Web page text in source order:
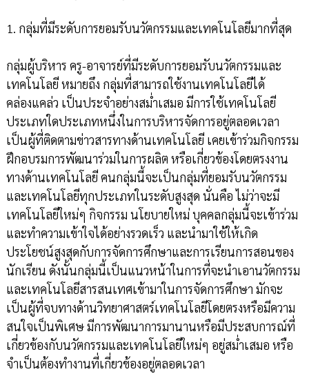
1. กลุ่มที่มีระดับการยอมรับนวัตกรรมและเทคโนโลยีมากที่สุด
กลุ่มผู้บริหาร ครู-อาจารย์ที่มีระดับการยอมรับนวัตกรรมและ
เทคโนโลยี หมายถึง กลุ่มที่สามารถใช้งานเทคโนโลยีได้
คล่องแคล่ว เป็นประจำอย่างสม่ำเสมอ มีการใช้เทคโนโลยี
ประเภทใดประเภทหนึ่งในการบริหารจัดการอยู่ตลอดเวลา
เป็นผู้ที่ติดตามข่าวสารทางด้านเทคโนโลยี เคยเข้าร่วมกิจกรรม
ฝึกอบรมการพัฒนาร่วมในการผลิต หรือเกี่ยวข้องโดยตรงงาน
ทางด้านเทคโนโลยี คนกลุ่มนี้จะเป็นกลุ่มที่ยอมรับนวัตกรรม
และเทคโนโลยีทุกประเภทในระดับสูงสุด นั่นคือ ไม่ว่าจะมี
เทคโนโลยีใหม่ๆ กิจกรรม นโยบายใหม่ บุคคลกลุ่มนี้จะเข้าร่วม
และทำความเข้าใจได้อย่างรวดเร็ว และนำมาใช้ให้เกิด
ประโยชน์สูงสุดกับการจัดการศึกษาและการเรียนการสอนของ
นักเรียน ดังนั้นกลุ่มนี้เป็นแนวหน้าในการที่จะนำเอานวัตกรรม
และเทคโนโลยีสารสนเทศเข้ามาในการจัดการศึกษา มักจะ
เป็นผู้ที่จบทางด้านวิทยาศาสตร์เทคโนโลยีโดยตรงหรือมีความ
สนใจเป็นพิเศษ มีการพัฒนาการมานานหรือมีประสบการณ์ที่
เกี่ยวข้องกับนวัตกรรมและเทคโนโลยีใหม่ๆ อยู่สม่ำเสมอ หรือ
จำเป็นต้องทำงานที่เกี่ยวข้องอยู่ตลอดเวลา